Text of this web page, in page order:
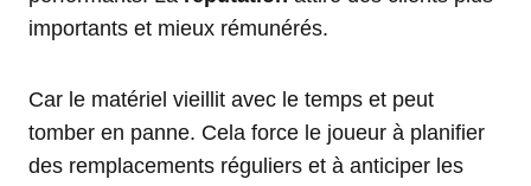
importants et mieux rémunérés.
Car le matériel vieillit avec le temps et peut
tomber en panne. Cela force le joueur à planifier
des remplacements réguliers et à anticiper les